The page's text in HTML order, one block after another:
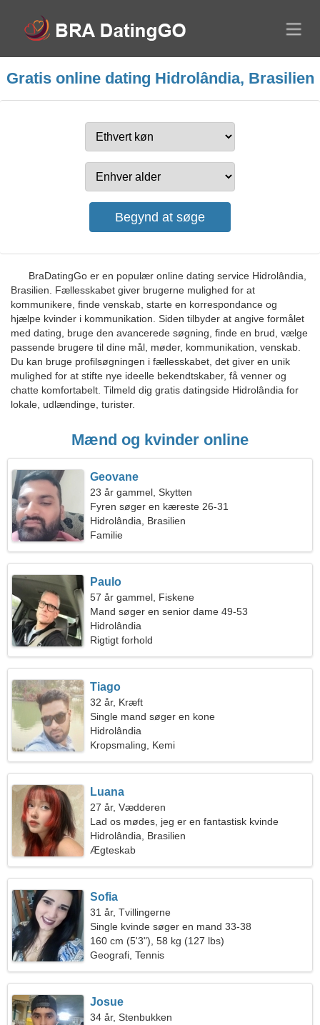
Gratis online dating Hidrolândia, Brasilien
BraDatingGo er en populær online dating service Hidrolândia,
Brasilien. Fællesskabet giver brugerne mulighed for at
kommunikere, finde venskab, starte en korrespondance og
hjælpe kvinder i kommunikation. Siden tilbyder at angive formålet
med dating, bruge den avancerede søgning, finde en brud, vælge
passende brugere til dine mål, møder, kommunikation, venskab.
Du kan bruge profilsøgningen i fællesskabet, det giver en unik
mulighed for at stifte nye ideelle bekendtskaber, få venner og
chatte komfortabelt. Tilmeld dig gratis datingside Hidrolândia for
lokale, udlændinge, turister.
Mænd og kvinder online
Geovane
23 år gammel, Skytten
Fyren søger en kæreste 26-31
Hidrolândia, Brasilien
Familie
Paulo
57 år gammel, Fiskene
Mand søger en senior dame 49-53
Hidrolândia
Rigtigt forhold
Tiago
32 år, Kræft
Single mand søger en kone
Hidrolândia
Kropsmaling, Kemi
Luana
27 år, Vædderen
Lad os mødes, jeg er en fantastisk kvinde
Hidrolândia, Brasilien
Ægteskab
Sofia
31 år, Tvillingerne
Single kvinde søger en mand 33-38
160 cm (5'3"), 58 kg (127 lbs)
Geografi, Tennis
Josue
34 år, Stenbukken